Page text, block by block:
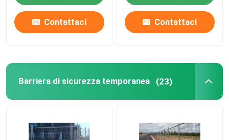
Contattaci Contattaci
Barriera di sicurezza temporanea (23)